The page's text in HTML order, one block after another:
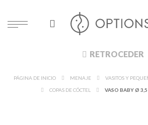
RETROCEDER
PÁGINA DE INICIO MENAJE VASITOS Y
COPAS DE CÓCTEL